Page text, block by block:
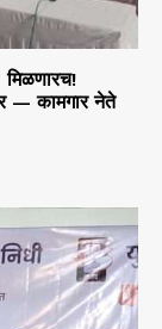
मिळणारच!
— कामगार नेते